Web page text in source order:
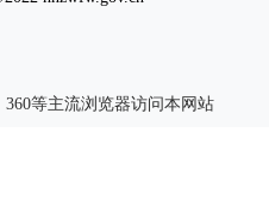
等主流浏览器访问本网站